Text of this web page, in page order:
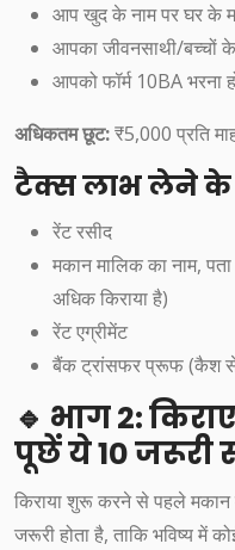
आप खुद के नाम पर घर के
आपका जीवनसाथी/बच्चों के
आपको फॉर्म 10BA भरना
अधिकतम छूट:₹5,000 प्रति
टैक्स लाभ लेने के
रेंट रसीद
मकान मालिक का नाम,
अधिक किराया है)
रेंट एग्रीमेंट
बैंक ट्रांसफर प्रूफ (कैश
🔹 भाग 2:
पूछें ये 10 जरूरी
किराया शुरू करने से पहले मकान
जरूरी होता है, ताकि भविष्य में